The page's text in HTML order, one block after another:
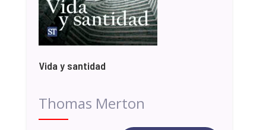
Vida y santidad
Thomas Merton